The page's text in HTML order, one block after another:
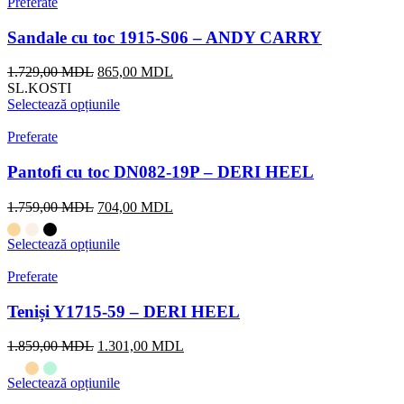
Sandale cu toc 1915-S06 – ANDY CARRY
1.729,00MDL Prețul
a
865,00 MDL
SL.KOSTI
Selectează opțiunile
Preferate
Pantofi cu toc DN082-19P – DERI HEEL
1.759,00MDL Prețul
a
fost:
704,00 MDL
Selectează opțiunile
Preferate
Teniși Y1715-59 – DERI HEEL
1.859,00MDL Prețul
a
fost:
1.301,00 MDL
Selectează opțiunile